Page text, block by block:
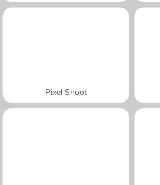
Pixel Shoot